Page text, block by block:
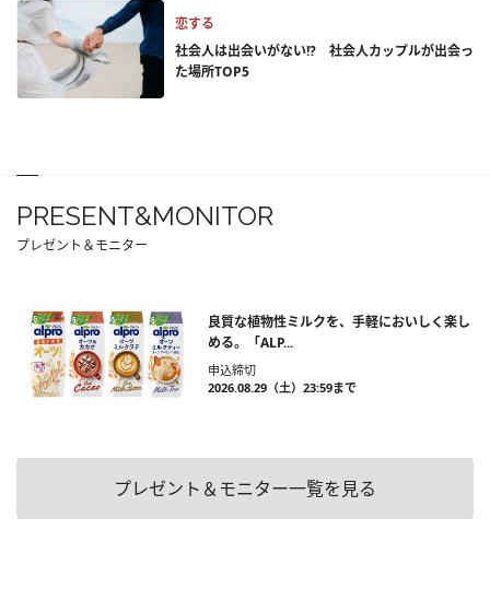
恋する
社会人は出会いがない!? 社会人カップルが出会っ
た場所TOP5
PRESENT&MONITOR
プレゼント＆モニター
良質な植物性ミルクを、手軽においしく楽し
める。「ALP...
申込締切
2026.08.29（土）23:59まで
プレゼント＆モニター一覧を見る